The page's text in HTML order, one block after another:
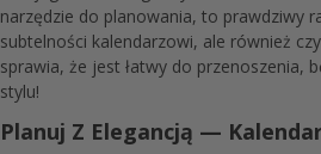
narzędzie do planowania, to prawdziwy
subtelności kalendarzowi, ale również
sprawia, że jest łatwy do przenoszenia,
stylu!
Planuj Z Elegancją —